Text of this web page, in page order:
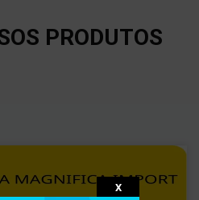
PRODUTOS
X